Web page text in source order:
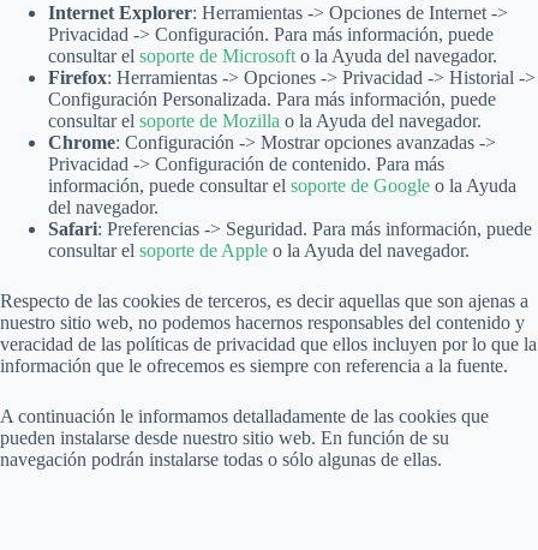
Internet Explorer: Herramientas -> Opciones de Internet ->
Privacidad -> Configuración. Para más información, puede
consultar el soporte de Microsoft o la Ayuda del navegador.
Firefox: Herramientas -> Opciones -> Privacidad -> Historial ->
Configuración Personalizada. Para más información, puede
consultar el soporte de Mozilla o la Ayuda del navegador.
Chrome: Configuración -> Mostrar opciones avanzadas ->
Privacidad -> Configuración de contenido. Para más
información, puede consultar el soporte de Google o la Ayuda
del navegador.
Safari: Preferencias -> Seguridad. Para más información, puede
consultar el soporte de Apple o la Ayuda del navegador.
Respecto de las cookies de terceros, es decir aquellas que son ajenas a
nuestro sitio web, no podemos hacernos responsables del contenido y
veracidad de las políticas de privacidad que ellos incluyen por lo que la
información que le ofrecemos es siempre con referencia a la fuente.
A continuación le informamos detalladamente de las cookies que
pueden instalarse desde nuestro sitio web. En función de su
navegación podrán instalarse todas o sólo algunas de ellas.